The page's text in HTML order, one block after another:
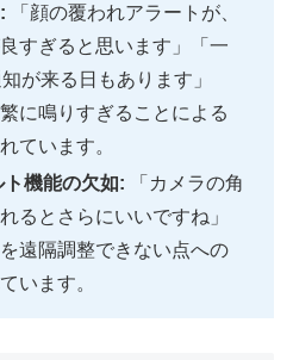
「顔の覆われアラートが、
すぎると思います」「一
が来る日もあります」
に鳴りすぎることによる
ています。
ト機能の欠如: 「カメラの角
るとさらにいいですね」
遠隔調整できない点への
います。